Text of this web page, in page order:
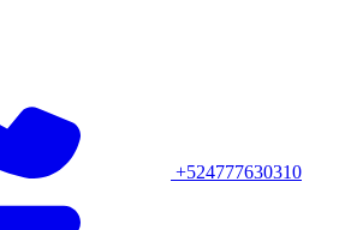
+524777630310